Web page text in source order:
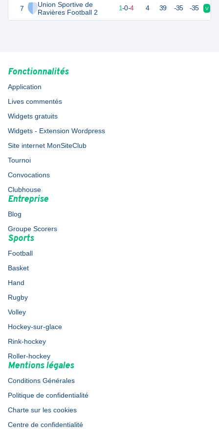
7
Union Sportive de
Ravières Football 2
1 1-0-4 4 39 -35 -35 V
Fonctionnalités
Application
Lives commentés
Widgets gratuits
Widgets - Extension Wordpress
Site internet MonSiteClub
Tournoi
Convocations
Clubhouse
Entreprise
Blog
Groupe Scorers
Sports
Football
Basket
Hand
Rugby
Volley
Hockey-sur-glace
Rink-hockey
Roller-hockey
Mentions légales
Conditions Générales
Politique de confidentialité
Charte sur les cookies
Centre de confidentialité